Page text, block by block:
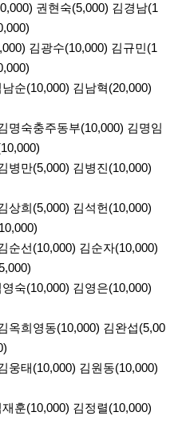
권현숙(5,000) 김경남(1
김광수(10,000) 김규민(1
순(10,000) 김남혁(20,000)
명숙충주동부(10,000) 김명임
병만(5,000) 김병진(10,000)
상희(5,000) 김석헌(10,000)
순선(10,000) 김순자(10,000)
숙(10,000) 김영은(10,000)
옥희영동(10,000) 김완섭(5,00
웅태(10,000) 김원동(10,000)
훈(10,000) 김정렬(10,000)